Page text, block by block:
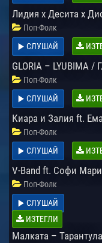
Лидия х Десита х
Поп-Фолк
СЛУШАЙ
GLORIA – LYUBIMA
Поп-Фолк
СЛУШАЙ
Киара и Залия ft.
Поп-Фолк
СЛУШАЙ
V-Band ft. Софи
Поп-Фолк
СЛУШАЙ
ИЗТЕГЛИ
Малката – Тарантула